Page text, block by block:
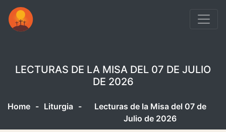
LECTURAS DE LA MISA DEL 07 DE JULIO
DE 2026
Home - Liturgia -
Lecturas de la Misa del 07 de
Julio de 2026